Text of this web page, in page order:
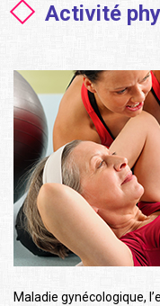
Activité
Maladie gynécologique,